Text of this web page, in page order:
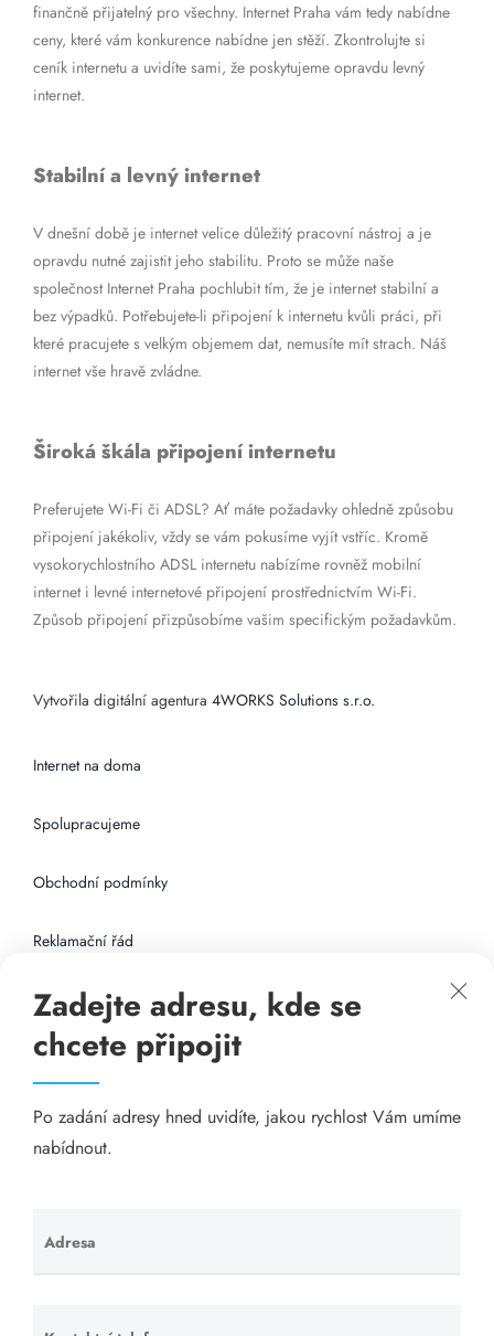
finančně přijatelný pro všechny. Internet Praha vám tedy nabídne
ceny, které vám konkurence nabídne jen stěží. Zkontrolujte si
ceník internetu a uvidíte sami, že poskytujeme opravdu levný
internet.
Stabilní a levný internet
V dnešní době je internet velice důležitý pracovní nástroj a je
opravdu nutné zajistit jeho stabilitu. Proto se může naše
společnost Internet Praha pochlubit tím, že je internet stabilní a
bez výpadků. Potřebujete-li připojení k internetu kvůli práci, při
které pracujete s velkým objemem dat, nemusíte mít strach. Náš
internet vše hravě zvládne.
Široká škála připojení internetu
Preferujete Wi-Fi či ADSL? Ať máte požadavky ohledně způsobu
připojení jakékoliv, vždy se vám pokusíme vyjít vstříc. Kromě
vysokorychlostního ADSL internetu nabízíme rovněž mobilní
internet i levné internetové připojení prostřednictvím Wi-Fi.
Způsob připojení přizpůsobíme vašim specifickým požadavkům.
Vytvořila digitální agentura 4WORKS Solutions s.r.o.
Internet na doma
Spolupracujeme
Obchodní podmínky
Reklamační řád
Připojení k internetu
Odkazy
Katalog A-seznam.cz
Visací zámky - TOKOZ
Zadejte adresu, kde se
chcete připojit
Po zadání adresy hned uvidíte, jakou rychlost Vám umíme
nabídnout.
Adresa
Ponechte
toto pole